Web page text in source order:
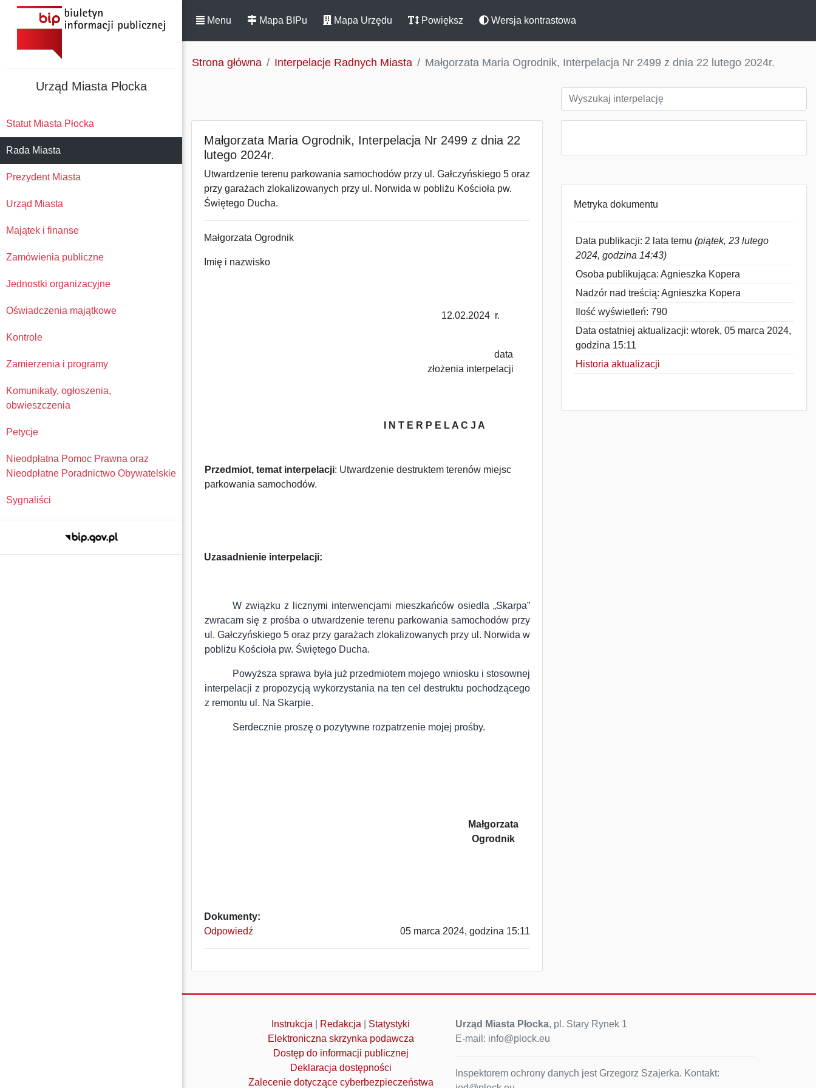
Urząd Miasta Płocka
Statut Miasta Płocka
Rada Miasta
Prezydent Miasta
Urząd Miasta
Majątek i finanse
Zamówienia publiczne
Jednostki organizacyjne
Oświadczenia majątkowe
Kontrole
Zamierzenia i programy
Komunikaty, ogłoszenia,
obwieszczenia
Petycje
Nieodpłatna Pomoc Prawna oraz
Nieodpłatne Poradnictwo Obywatelskie
Sygnaliści
Menu Mapa BIPu Mapa Urzędu Powiększ Wersja kontrastowa
Strona główna Interpelacje Radnych Miasta Małgorzata Maria Ogrodnik, Interpelacja Nr 2499 z dnia 22 lutego 2024r.
Małgorzata Maria Ogrodnik, Interpelacja Nr 2499 z dnia 22
lutego 2024r.
Utwardzenie terenu parkowania samochodów przy ul. Gałczyńskiego 5 oraz
przy garażach zlokalizowanych przy ul. Norwida w pobliżu Kościoła pw.
Świętego Ducha.
Małgorzata Ogrodnik
Imię i nazwisko
12.02.2024 r.
data
złożenia interpelacji
I N T E R P E L A C J A
Przedmiot, temat interpelacji: Utwardzenie destruktem terenów miejsc
parkowania samochodów.
Uzasadnienie interpelacji:
W związku z licznymi interwencjami mieszkańców osiedla „Skarpa”
zwracam się z prośba o utwardzenie terenu parkowania samochodów przy
ul. Gałczyńskiego 5 oraz przy garażach zlokalizowanych przy ul. Norwida w
pobliżu Kościoła pw. Świętego Ducha.
Powyższa sprawa była już przedmiotem mojego wniosku i stosownej
interpelacji z propozycją wykorzystania na ten cel destruktu pochodzącego
z remontu ul. Na Skarpie.
Serdecznie proszę o pozytywne rozpatrzenie mojej prośby.
Małgorzata
Ogrodnik
Dokumenty:
Odpowiedź
05 marca 2024, godzina 15:11
Metryka dokumentu
Data publikacji: 2 lata temu (piątek, 23 lutego
2024, godzina 14:43)
Osoba publikująca: Agnieszka Kopera
Nadzór nad treścią: Agnieszka Kopera
Ilość wyświetleń: 790
Data ostatniej aktualizacji: wtorek, 05 marca 2024,
godzina 15:11
Historia aktualizacji
Instrukcja Redakcja
Statystyki
Elektroniczna skrzynka podawcza
Dostęp do informacji publicznej
Deklaracja dostępności
Zalecenie dotyczące cyberbezpieczeństwa
Urząd Miasta Płocka, pl. Stary Rynek 1
E-mail: info@plock.eu
Inspektorem ochrony danych jest Grzegorz Szajerka. Kontakt: